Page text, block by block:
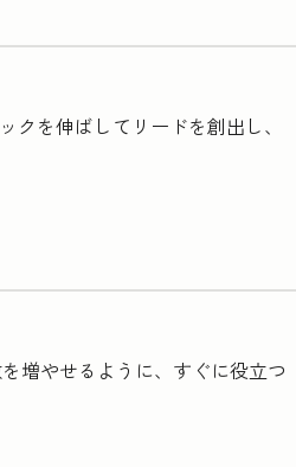
を伸ばしてリードを創出し、
増やせるように、すぐに役立つ